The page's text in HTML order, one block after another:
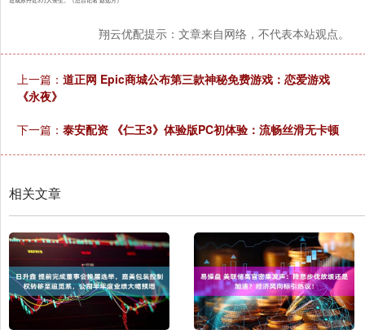
翔云优配提示：文章来自网络，不代表本站观点。
上一篇： 道正网 Epic商城公布第三款神秘免费游戏：恋爱游戏
《永夜》
下一篇： 泰安配资 《仁王3》体验版PC初体验：流畅丝滑无卡顿
相关文章